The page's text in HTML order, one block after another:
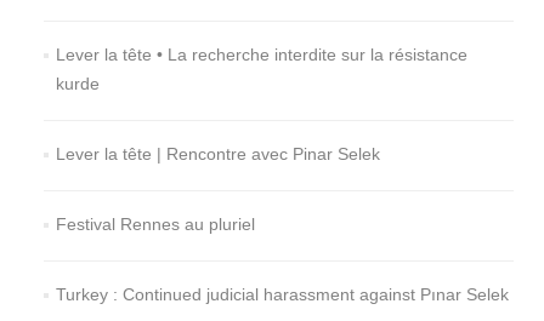
Lever la tête • La recherche interdite sur la résistance
kurde
Lever la tête | Rencontre avec Pinar Selek
Festival Rennes au pluriel
Turkey : Continued judicial harassment against Pınar Selek